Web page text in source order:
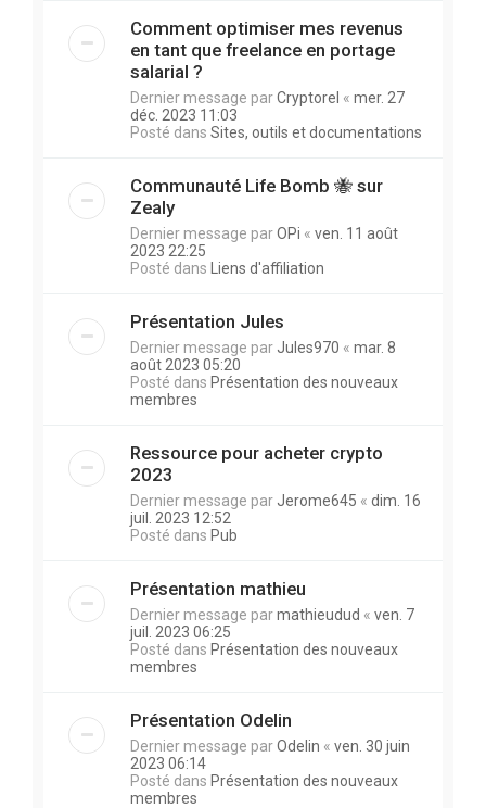
Comment optimiser mes revenus
en tant que freelance en portage
salarial ?
Dernier message parCryptorel « mer. 27
déc. 2023 11:03
Posté dans Sites, outils et documentations
Communauté Life Bomb 🐝 sur
Zealy
Dernier message parOPi « ven. 11 août
2023 22:25
Posté dans Liens d'affiliation
Présentation Jules
Dernier message par Jules970 « mar. 8
août 2023 05:20
Posté dans Présentation des nouveaux
membres
Ressource pour acheter crypto
2023
Dernier message par Jerome645 « dim. 16
juil. 2023 12:52
Posté dans Pub
Présentation mathieu
Dernier message parmathieudud « ven. 7
juil. 2023 06:25
Posté dans Présentation des nouveaux
membres
Présentation Odelin
Dernier message parOdelin « ven. 30 juin
2023 06:14
Posté dans Présentation des nouveaux
membres